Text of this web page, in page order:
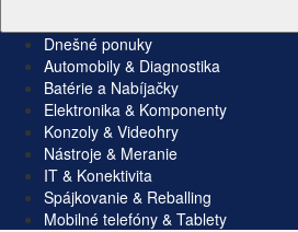
Dnešné ponuky
Automobily & Diagnostika
Batérie a Nabíjačky
Elektronika & Komponenty
Konzoly & Videohry
Nástroje & Meranie
IT & Konektivita
Spájkovanie & Reballing
Mobilné telefóny & Tablety